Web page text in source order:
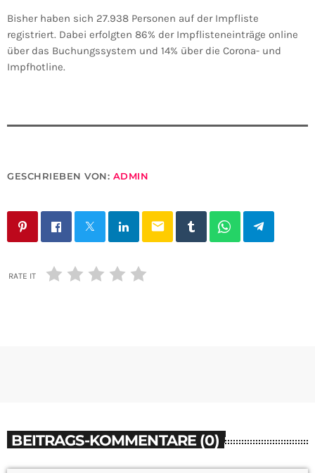
Bisher haben sich 27.938 Personen auf der Impfliste
registriert. Dabei erfolgten 86% der Impflisteneinträge online
über das Buchungssystem und 14% über die Corona- und
Impfhotline.
GESCHRIEBEN VON: ADMIN
email
RATE IT
BEITRAGS-KOMMENTARE (0)